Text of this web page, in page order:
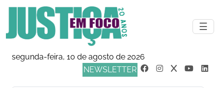
☰
segunda-feira, 10 de agosto de 2026
NEWSLETTER